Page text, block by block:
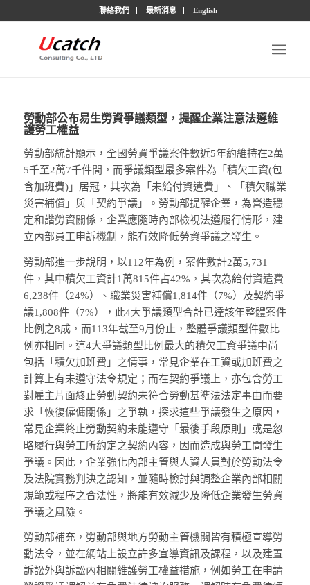
聯絡我們 最新消息 English
勞動部公布易生勞資爭議類型，提醒企業注意法遵維
護勞工權益
勞動部統計顯示，全國勞資爭議案件數近5年約維持在2萬
5千至2萬7千件間，而爭議類型最多案件為「積欠工資(包
含加班費)」居冠，其次為「未給付資遣費」、「積欠職業
災害補償」與「契約爭議」。勞動部提醒企業，為營造穩
定和諧勞資關係，企業應隨時內部檢視法遵履行情形，建
立內部員工申訴機制，能有效降低勞資爭議之發生。
勞動部進一步說明，以112年為例，案件數計2萬5,731
件，其中積欠工資計1萬815件占42%，其次為給付資遣費
6,238件（24%）、職業災害補償1,814件（7%）及契約爭
議1,808件（7%），此4大爭議類型合計已達該年整體案件
比例之8成，而113年截至9月份止，整體爭議類型件數比
例亦相同。這4大爭議類型比例最大的積欠工資爭議中尚
包括「積欠加班費」之情事，常見企業在工資或加班費之
計算上有未遵守法令規定；而在契約爭議上，亦包含勞工
對雇主片面終止勞動契約未符合勞動基準法法定事由而要
求「恢復僱傭關係」之爭執，探求這些爭議發生之原因，
常見企業終止勞動契約未能遵守「最後手段原則」或是忽
略履行與勞工所約定之契約內容，因而造成與勞工間發生
爭議。因此，企業強化內部主管與人資人員對於勞動法令
及法院實務判決之認知，並隨時檢討與調整企業內部相關
規範或程序之合法性，將能有效減少及降低企業發生勞資
爭議之風險。
勞動部補充，勞動部與地方勞動主管機關皆有積極宣導勞
動法令，並在網站上設立許多宣導資訊及課程，以及建置
訴訟外與訴訟內相關維護勞工權益措施，例如勞工在申請